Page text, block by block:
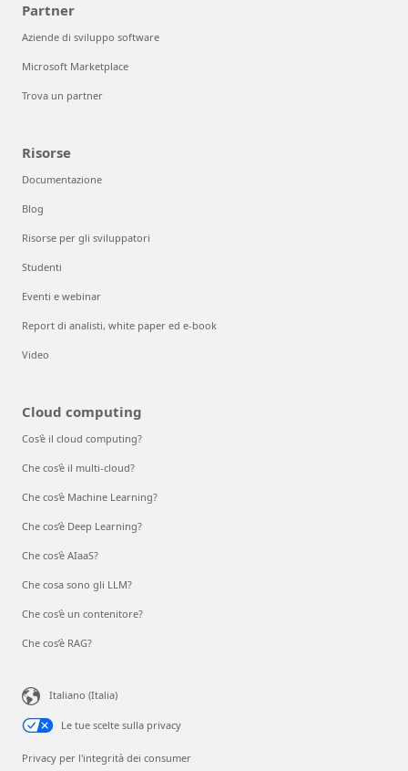
Partner
Aziende di sviluppo software
Microsoft Marketplace
Trova un partner
Risorse
Documentazione
Blog
Risorse per gli sviluppatori
Studenti
Eventi e webinar
Report di analisti, white paper ed e-book
Video
Cloud computing
Cos'è il cloud computing?
Che cos'è il multi-cloud?
Che cos'è Machine Learning?
Che cos’è Deep Learning?
Che cos'è AIaaS?
Che cosa sono gli LLM?
Che cos'è un contenitore?
Che cos’è RAG?
Italiano (Italia)
Le tue scelte sulla privacy
Privacy per l'integrità dei consumer